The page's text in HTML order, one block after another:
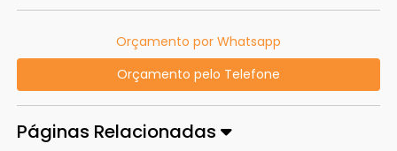
Orçamento por Whatsapp
Orçamento pelo Telefone
Páginas Relacionadas